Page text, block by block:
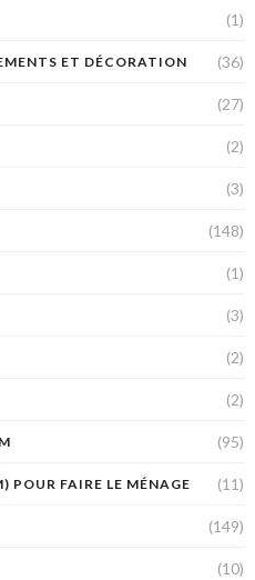
(1)
ET DÉCORATION (36)
(27)
(2)
(3)
(148)
(1)
(3)
(2)
(2)
(95)
POUR FAIRE LE MÉNAGE (11)
(149)
(10)